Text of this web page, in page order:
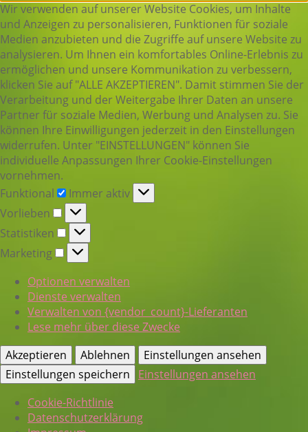
Wir verwenden auf unserer Website Cookies, um Inhalte
und Anzeigen zu personalisieren, Funktionen für soziale
Medien anzubieten und die Zugriffe auf unsere Website zu
analysieren. Um Ihnen ein komfortables Online-Erlebnis zu
ermöglichen und unsere Kommunikation zu verbessern,
klicken Sie auf "ALLE AKZEPTIEREN". Damit stimmen Sie der
Verarbeitung und der Weitergabe Ihrer Daten an unsere
Partner für soziale Medien, Werbung und Analysen zu. Sie
können Ihre Einwilligungen jederzeit in den Einstellungen
widerrufen. Unter "EINSTELLUNGEN" können Sie
individuelle Anpassungen Ihrer Cookie-Einstellungen
vornehmen.
Funktional
Funktional
Immer aktiv
Vorlieben
Vorlieben
Statistiken
Statistiken
Marketing
Marketing
Optionen verwalten
Dienste verwalten
Verwalten von {vendor_count}-Lieferanten
Lese mehr über diese Zwecke
Akzeptieren
Ablehnen
Einstellungen ansehen
Einstellungen speichern
Einstellungen ansehen
Cookie-Richtlinie
Datenschutz­erklärung